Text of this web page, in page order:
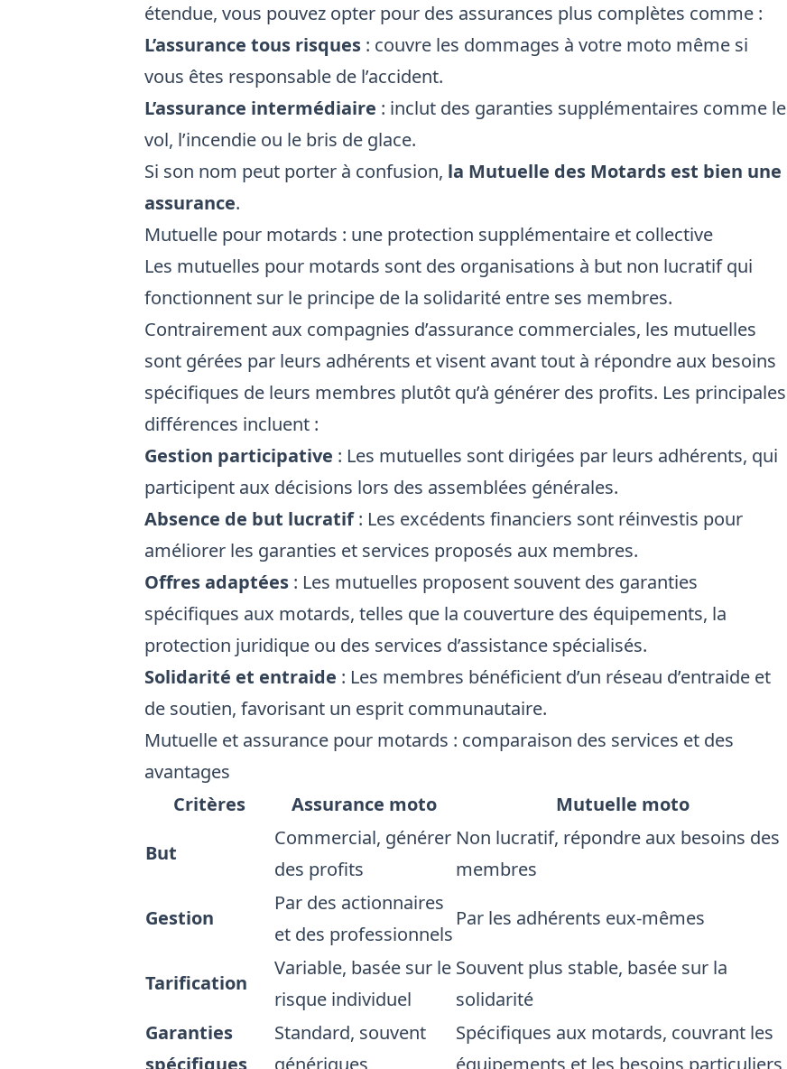
étendue, vous pouvez opter pour des assurances plus complètes comme :
L’assurance tous risques : couvre les dommages à votre moto même si
vous êtes responsable de l’accident.
L’assurance intermédiaire : inclut des garanties supplémentaires comme le
vol, l’incendie ou le bris de glace.
Si son nom peut porter à confusion, la Mutuelle des Motards est bien une
assurance.
Mutuelle pour motards : une protection supplémentaire et collective
Les mutuelles pour motards sont des organisations à but non lucratif qui
fonctionnent sur le principe de la solidarité entre ses membres.
Contrairement aux compagnies d’assurance commerciales, les mutuelles
sont gérées par leurs adhérents et visent avant tout à répondre aux besoins
spécifiques de leurs membres plutôt qu’à générer des profits. Les principales
différences incluent :
Gestion participative : Les mutuelles sont dirigées par leurs adhérents, qui
participent aux décisions lors des assemblées générales.
Absence de but lucratif: Les excédents financiers sont réinvestis pour
améliorer les garanties et services proposés aux membres.
Offres adaptées : Les mutuelles proposent souvent des garanties
spécifiques aux motards, telles que la couverture des équipements, la
protection juridique ou des services d’assistance spécialisés.
Solidarité et entraide : Les membres bénéficient d’un réseau d’entraide et
de soutien, favorisant un esprit communautaire.
Mutuelle et assurance pour motards : comparaison des services et des
avantages
Critères
Assurance moto
Mutuelle moto
But
Commercial, générer
des profits
Non lucratif, répondre aux besoins des
membres
Gestion
Par des actionnaires
et des professionnels
Par les adhérents eux-mêmes
Tarification
Variable, basée sur le
risque individuel
Souvent plus stable, basée sur la
solidarité
Garanties
spécifiques
Standard, souvent
génériques
Spécifiques aux motards, couvrant les
équipements et les besoins particuliers